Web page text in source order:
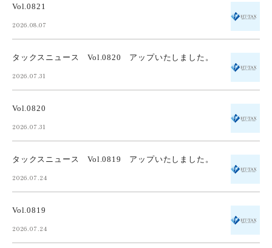
Vol.0821
2026.08.07
タックスニュース Vol.0820 アップいたしました。
2026.07.31
Vol.0820
2026.07.31
タックスニュース Vol.0819 アップいたしました。
2026.07.24
Vol.0819
2026.07.24